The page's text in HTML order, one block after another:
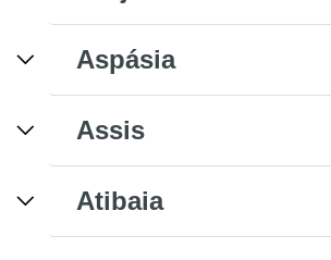
Aspásia
Assis
Atibaia